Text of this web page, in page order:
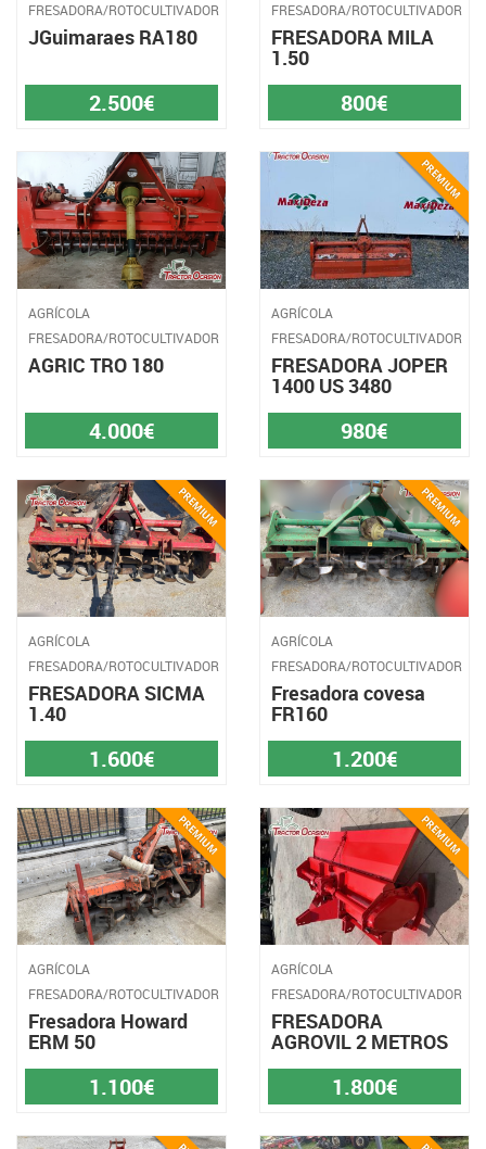
FRESADORA/ROTOCULTIVADOR
JGuimaraes RA180
2.500€
FRESADORA/ROTOCULTIVADOR
FRESADORA MILA
1.50
800€
AGRÍCOLA
FRESADORA/ROTOCULTIVADOR
AGRIC TRO 180
4.000€
AGRÍCOLA
FRESADORA/ROTOCULTIVADOR
FRESADORA JOPER
1400 US 3480
980€
AGRÍCOLA
FRESADORA/ROTOCULTIVADOR
FRESADORA SICMA
1.40
1.600€
AGRÍCOLA
FRESADORA/ROTOCULTIVADOR
Fresadora covesa
FR160
1.200€
AGRÍCOLA
FRESADORA/ROTOCULTIVADOR
Fresadora Howard
ERM 50
1.100€
AGRÍCOLA
FRESADORA/ROTOCULTIVADOR
FRESADORA
AGROVIL 2 METROS
1.800€